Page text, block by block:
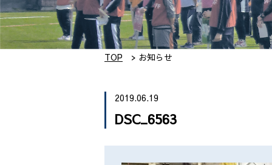
TOP お知らせ
2019.06.19
DSC_6563